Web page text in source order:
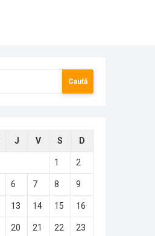
J V S D
1 2
6 7 8 9
13 14 15 16
20 21 22 23